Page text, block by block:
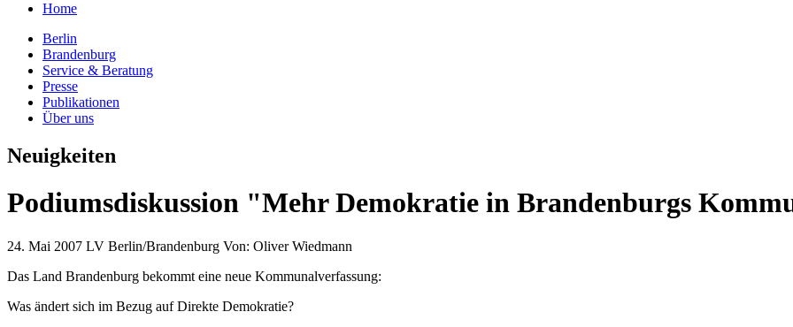
Home
Berlin
Brandenburg
Service & Beratung
Presse
Publikationen
Über uns
Neuigkeiten
Podiumsdiskussion "Mehr Demokratie in Brandenburgs
24. Mai 2007 LV Berlin/Brandenburg Von: Oliver Wiedmann
Das Land Brandenburg bekommt eine neue Kommunalverfassung:
Was ändert sich im Bezug auf Direkte Demokratie?